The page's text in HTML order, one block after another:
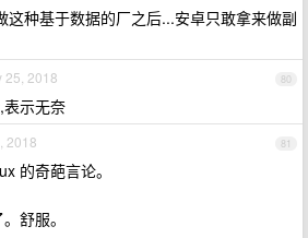
这种基于数据的厂之后...安卓只敢拿来做副
80
25, 2018
表示无奈
81
2018
的奇葩言论。
舒服。